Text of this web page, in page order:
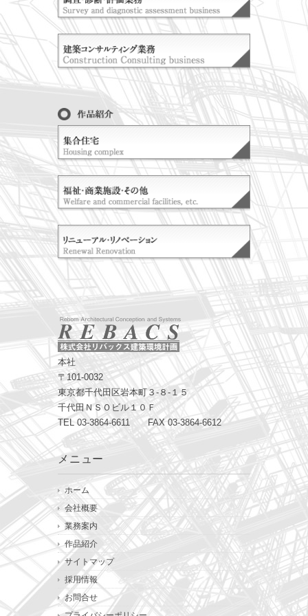
本社
〒101-0032
東京都千代田区岩本町３-８-１５
千代田ＮＳＯビル１０Ｆ
TEL 03-3864-6611 FAX 03-3864-6612
メニュー
ホーム
会社概要
業務案内
作品紹介
サイトマップ
採用情報
お問合せ